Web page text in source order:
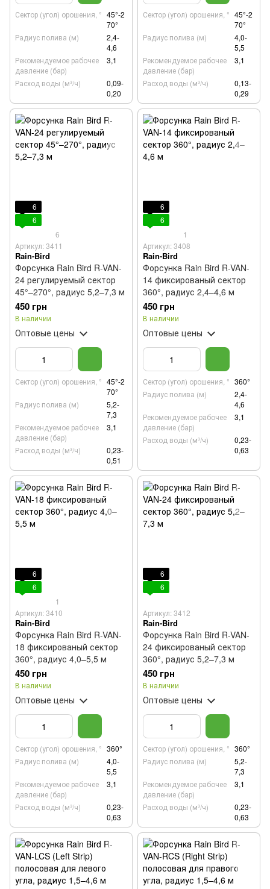
Сектор (угол) орошения, ° 45°-2
70°
Радиус полива (м)
2,4-
4,6
Рекомендуемое рабочее
давление (бар)
3,1
Расход воды (м³/ч)
0,09-
0,20
Сектор (угол) орошения, ° 45°-2
70°
Радиус полива (м)
4,0-
5,5
Рекомендуемое рабочее
давление (бар)
3,1
Расход воды (м³/ч)
0,13-
0,29
6
6
6
Артикул: 3411
Rain-Bird
Форсунка Rain Bird R-VAN-
24 регулируемый сектор
45°–270°, радиус 5,2–7,3 м
450 грн
В наличии
Оптовые цены
Сектор (угол) орошения, ° 45°-2
70°
Радиус полива (м)
5,2-
7,3
Рекомендуемое рабочее
давление (бар)
3,1
Расход воды (м³/ч)
0,23-
0,51
6
6
1
Артикул: 3408
Rain-Bird
Форсунка Rain Bird R-VAN-
14 фиксированый сектор
360°, радиус 2,4–4,6 м
450 грн
В наличии
Оптовые цены
Сектор (угол) орошения, ° 360°
Радиус полива (м)
2,4-
4,6
Рекомендуемое рабочее
давление (бар)
3,1
Расход воды (м³/ч)
0,23-
0,63
6
6
1
Артикул: 3410
Rain-Bird
Форсунка Rain Bird R-VAN-
18 фиксированый сектор
360°, радиус 4,0–5,5 м
450 грн
В наличии
Оптовые цены
Сектор (угол) орошения, ° 360°
Радиус полива (м)
4,0-
5,5
Рекомендуемое рабочее
давление (бар)
3,1
Расход воды (м³/ч)
0,23-
0,63
6
6
Артикул: 3412
Rain-Bird
Форсунка Rain Bird R-VAN-
24 фиксированый сектор
360°, радиус 5,2–7,3 м
450 грн
В наличии
Оптовые цены
Сектор (угол) орошения, ° 360°
Радиус полива (м)
5,2-
7,3
Рекомендуемое рабочее
давление (бар)
3,1
Расход воды (м³/ч)
0,23-
0,63